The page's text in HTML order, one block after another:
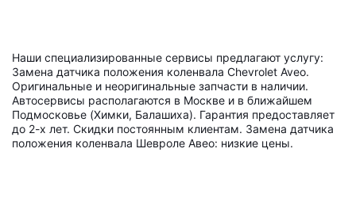
Наши специализированные сервисы предлагают услугу:
Замена датчика положения коленвала Chevrolet Aveo.
Оригинальные и неоригинальные запчасти в наличии.
Автосервисы располагаются в Москве и в ближайшем
Подмосковье (Химки, Балашиха). Гарантия предоставляет
до 2-х лет. Скидки постоянным клиентам. Замена датчика
положения коленвала Шевроле Авео: низкие цены.